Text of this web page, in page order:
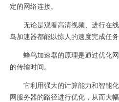
定的网络连接。
无论是观看高清视频、进行在线
鸟加速器都能以惊人的速度完成任务
蜂鸟加速器的原理是通过优化网
的传输时间。
它利用强大的计算能力和智能化
网服务器的路径进行优化，从而大